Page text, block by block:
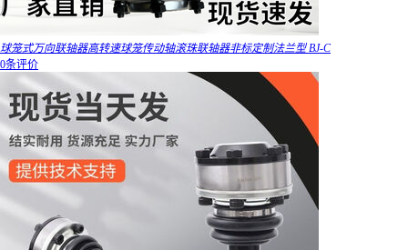
球笼式万向联轴器高转速球笼传动轴滚珠联轴器非标定制法兰型 BJ-C
0条评价